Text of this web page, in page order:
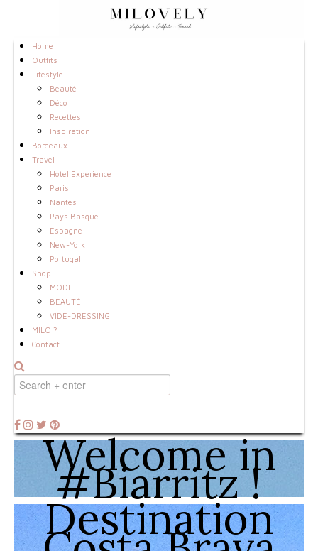
Home
Outfits
Lifestyle
Beauté
Déco
Recettes
Inspiration
Bordeaux
Travel
Hotel Experience
Paris
Nantes
Pays Basque
Espagne
New-York
Portugal
Shop
MODE
BEAUTÉ
VIDE-DRESSING
MILO ?
Contact
Welcome in
#Biarritz !
Destination